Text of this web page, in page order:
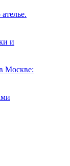
и
Москве: